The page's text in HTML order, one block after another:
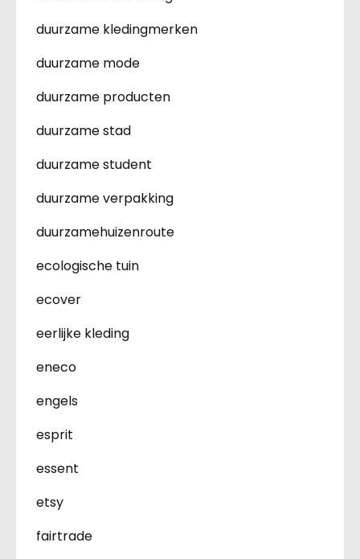
duurzame kledingmerken
duurzame mode
duurzame producten
duurzame stad
duurzame student
duurzame verpakking
duurzamehuizenroute
ecologische tuin
ecover
eerlijke kleding
eneco
engels
esprit
essent
etsy
fairtrade